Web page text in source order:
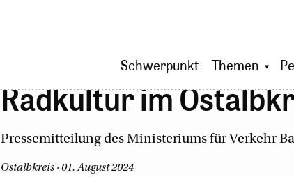
Schwerpunkt Themen
Radkultur im
Pressemitteilung des Ministeriums für Verkehr
Ostalbkreis · 01. August 2024